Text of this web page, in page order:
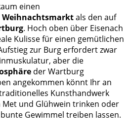
einen
Weihnachtsmarktals den auf
. Hoch oben über Eisenach
Kulisse für einen gemütlichen
zur Burg erfordert zwar
aber die
der Wartburg
angekommen könnt Ihr an
Kunsthandwerk
und Glühwein trinken oder
Gewimmel treiben lassen.